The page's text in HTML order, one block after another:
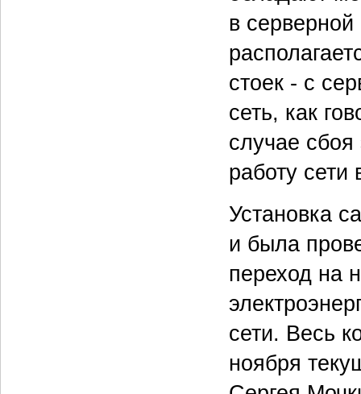
в серверной
стоек - с
сеть, как
случае
работу сети
Установка
и была
переход на
сети. Весь
ноября